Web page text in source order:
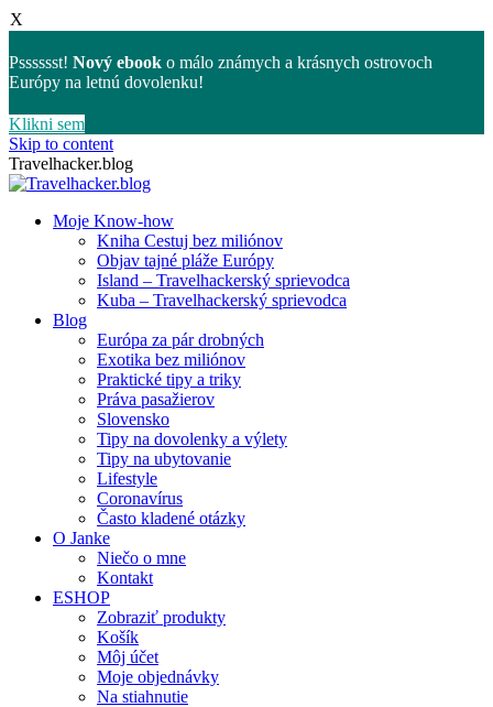
X
Psssssst! Nový ebook o málo známych a krásnych ostrovoch
Európy na letnú dovolenku!
Klikni sem
Skip to content
Travelhacker.blog
Moje Know-how
Kniha Cestuj bez miliónov
Objav tajné pláže Európy
Island – Travelhackerský sprievodca
Kuba – Travelhackerský sprievodca
Blog
Európa za pár drobných
Exotika bez miliónov
Praktické tipy a triky
Práva pasažierov
Slovensko
Tipy na dovolenky a výlety
Tipy na ubytovanie
Lifestyle
Coronavírus
Často kladené otázky
O Janke
Niečo o mne
Kontakt
ESHOP
Zobraziť produkty
Košík
Môj účet
Moje objednávky
Na stiahnutie